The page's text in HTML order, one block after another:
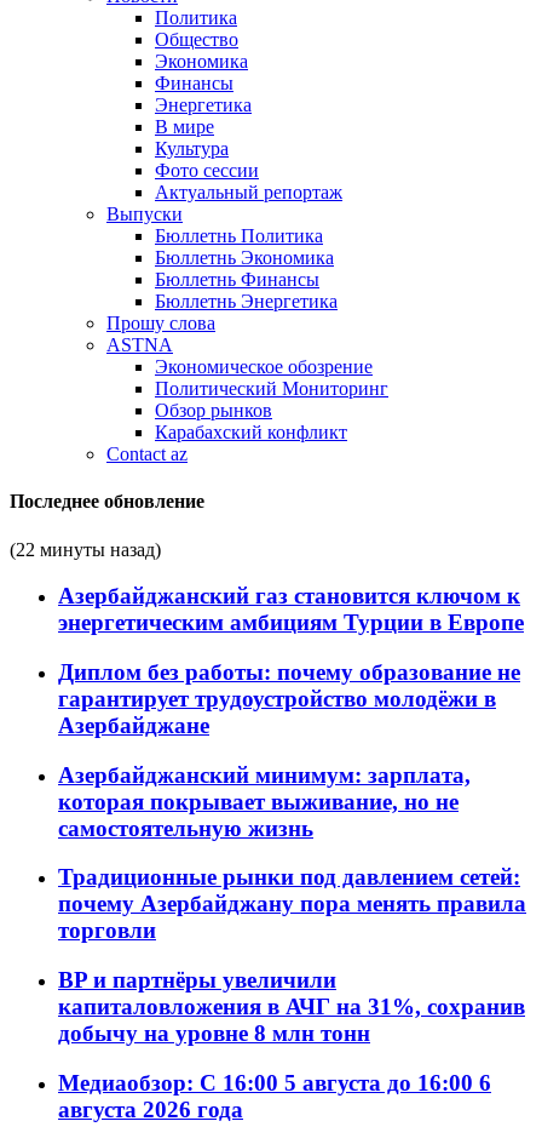
Политика
Общество
Экономика
Финансы
Энергетика
В мире
Культура
Фото сессии
Актуальный репортаж
Выпуски
Бюллетнь Политика
Бюллетнь Экономика
Бюллетнь Финансы
Бюллетнь Энергетика
Прошу слова
ASTNA
Экономическое обозрение
Политический Мониторинг
Обзор рынков
Карабахский конфликт
Contact az
Последнее обновление
(22 минуты назад)
Азербайджанский газ становится ключом к
энергетическим амбициям Турции в Европе
Диплом без работы: почему образование не
гарантирует трудоустройство молодёжи в
Азербайджане
Азербайджанский минимум: зарплата,
которая покрывает выживание, но не
самостоятельную жизнь
Традиционные рынки под давлением сетей:
почему Азербайджану пора менять правила
торговли
BP и партнёры увеличили
капиталовложения в АЧГ на 31%, сохранив
добычу на уровне 8 млн тонн
Медиаобзор: С 16:00 5 августа до 16:00 6
августа 2026 года